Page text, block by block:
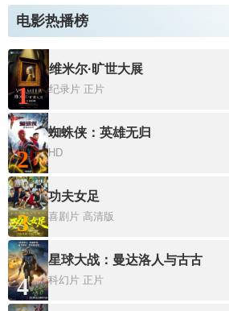
电影热播榜
1
维米尔·旷世大展
纪录片 正片
2
蜘蛛侠：英雄无归
HD
3
功夫女足
喜剧片 高清版
4
星球大战：曼达洛人与古古
科幻片 正片